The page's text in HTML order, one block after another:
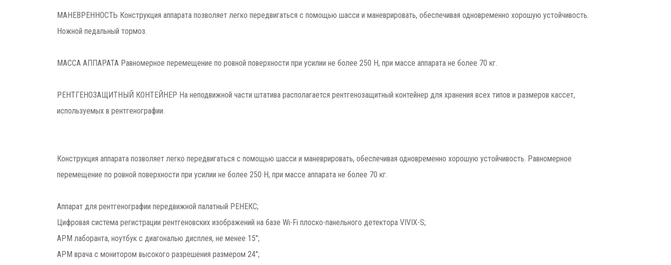
МАНЕВРЕННОСТЬ Конструкция аппарата позволяет легко передвигаться с помощью шасси и маневрировать, обеспечивая одновременно хорошую устойчивость.
Ножной педальный тормоз.
МАССА АППАРАТА Равномерное перемещение по ровной поверхности при усилии не более 250 Н, при массе аппарата не более 70 кг.
РЕНТГЕНОЗАЩИТНЫЙ КОНТЕЙНЕР На неподвижной части штатива располагается рентгенозащитный контейнер для хранения всех типов и размеров кассет,
используемых в рентгенографии.
Конструкция аппарата позволяет легко передвигаться с помощью шасси и маневрировать, обеспечивая одновременно хорошую устойчивость. Равномерное
перемещение по ровной поверхности при усилии не более 250 Н, при массе аппарата не более 70 кг.
Аппарат для рентгенографии передвижной палатный РЕНЕКС;
Цифровая система регистрации рентгеновских изображений на базе Wi-Fi плоско-панельного детектора VIVIX-S;
АРМ лаборанта, ноутбук с диагональю дисплея, не менее 15″;
АРМ врача с монитором высокого разрешения размером 24″;